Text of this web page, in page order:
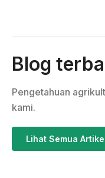
Blog
Pengetahuan
kami.
Lihat Semua